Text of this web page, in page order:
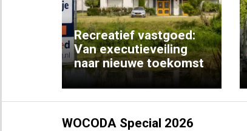
Recreatief vastgoed:
Van executieveiling
naar nieuwe toekomst
WOCODA Special 2026